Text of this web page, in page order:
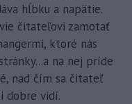
hĺbku a napätie.
čitateľovi zamotať
ktoré nás
na nej príde
nad čím sa čitateľ
dobre vidí.